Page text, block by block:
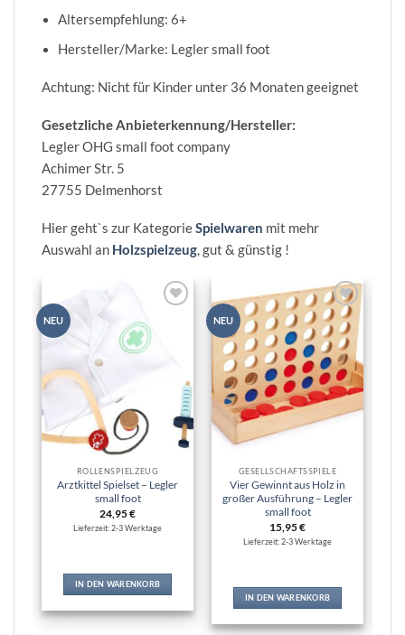
Altersempfehlung: 6+
Hersteller/Marke: Legler small foot
Achtung: Nicht für Kinder unter 36 Monaten geeignet
Gesetzliche Anbieterkennung/Hersteller:
Legler OHG small foot company
Achimer Str. 5
27755 Delmenhorst
Hier geht`s zur KategorieSpielwaren mit mehr
Auswahl an Holzspielzeug, gut & günstig !
NEU
Wunschliste
hinzufügen
ROLLENSPIELZEUG
Arztkittel Spielset – Legler
small foot
24,95€
Lieferzeit: 2-3 Werktage
IN DEN WARENKORB
NEU
Zur
Wunschliste
hinzufügen
GESELLSCHAFTSSPIELE
Vier Gewinnt aus Holz in
großer Ausführung – Legler
small foot
15,95€
Lieferzeit: 2-3 Werktage
IN DEN WARENKORB